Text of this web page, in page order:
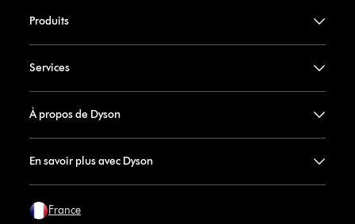
Produits
Services
À propos de Dyson
En savoir plus avec Dyson
France